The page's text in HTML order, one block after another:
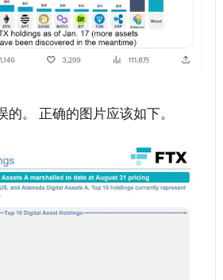
。 正确的图片应该如下。